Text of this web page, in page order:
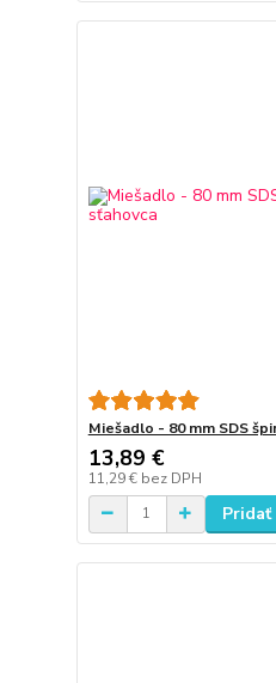
Miešadlo - 80 mm SDS
13,89 €
11,29 € bez DPH
Pridať